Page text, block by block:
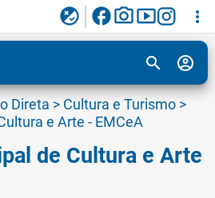
Prefeitura de Campinas
visual de tela para
3
flaky facebookphoto_camerasmart_display more_vert
search account_circle
Direta > Cultura e Turismo >
e Arte - EMCeA
de Cultura e Arte